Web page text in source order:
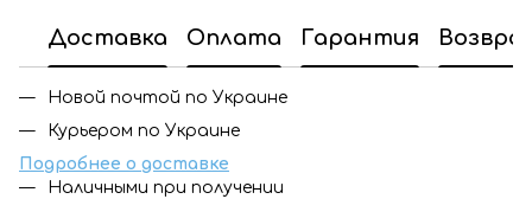
Доставка Оплата Гарантия
Новой почтой по Украине
Курьером по Украине
Подробнее о доставке
Наличными при получении